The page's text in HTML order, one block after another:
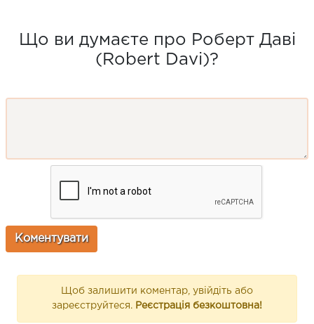
Що ви думаєте про Роберт Даві
(Robert Davi)?
Щоб залишити коментар, увійдіть або
зареєструйтеся. Реєстрація безкоштовна!